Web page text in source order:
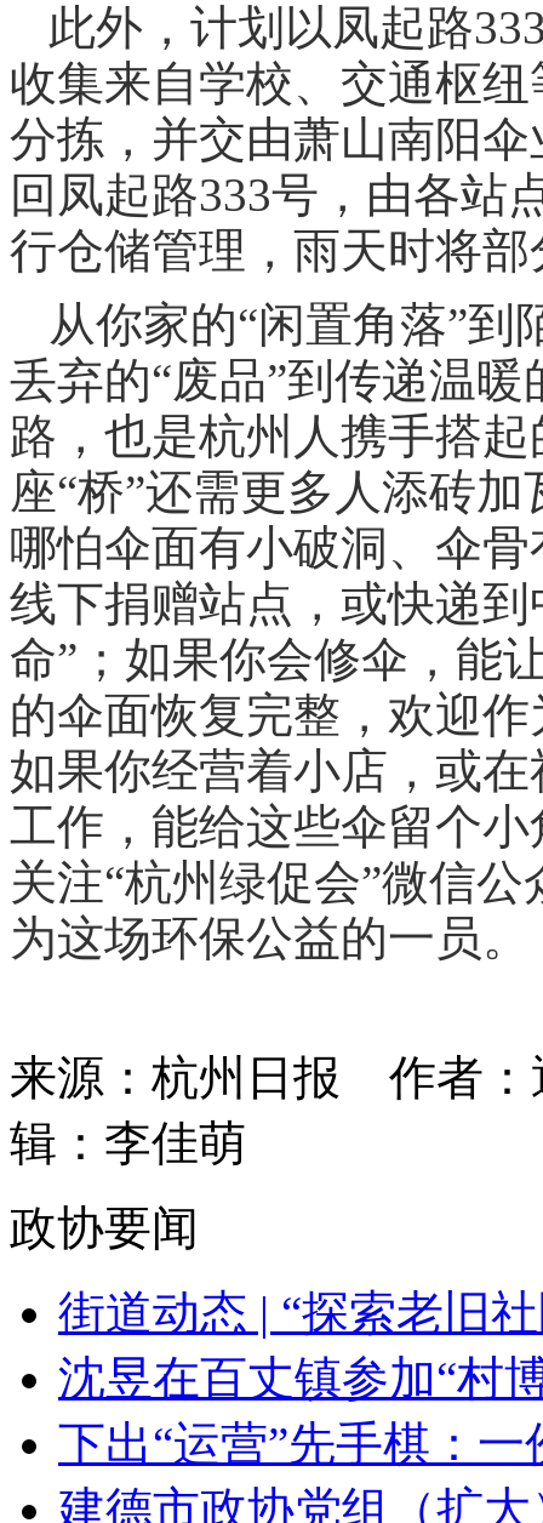
此外，计划以凤起路
收集来自学校、交通枢
分拣，并交由萧山南阳
回凤起路333号，由各站
行仓储管理，雨天时将
从你家的“闲置角落”到
丢弃的“废品”到传递温
路，也是杭州人携手搭
座“桥”还需更多人添砖
哪怕伞面有小破洞、伞
线下捐赠站点，或快递
命”；如果你会修伞，能
的伞面恢复完整，欢迎
如果你经营着小店，或
工作，能给这些伞留个
关注“杭州绿促会”微信
为这场环保公益的一员。
来源：杭州日报 作者
辑：李佳萌
政协要闻
街道动态 | “探索老旧
沈昱在百丈镇参加“村
下出“运营”先手棋：
建德市政协党组（扩